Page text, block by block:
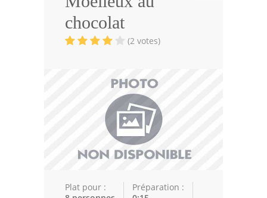
Volailles
Cuisines Orientales
Recettes marocaine
Cuisine Algérienne
Cuisine Tunisienne
Cuisine Juive
Cuisine Libanaise
chocolat
(2 votes)
Plat pour :
Préparation :